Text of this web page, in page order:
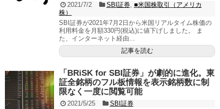
2021/7/2 SBI証券, ■米国株取引（アメリカ
株）
SBI証券が2021年7月2日から米国リアルタイム株価の
利用料金を月額330円(税込)に値下げしました。 ま
た、インターネット経由...
記事を読む
「BRiSK for SBI証券」が劇的に進化。東
証全銘柄のフル板情報を表示銘柄数に制
限なく一度に閲覧可能
2021/5/25
SBI証券